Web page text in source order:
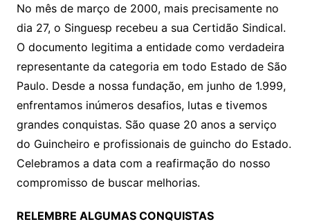
at
s
A
p
p
c
e
b
o
o
k
itt
er
p
y
Li
n
k
ar
e
No mês de março de 2000, mais precisamente no
dia 27, o Singuesp recebeu a sua Certidão Sindical.
O documento legitima a entidade como verdadeira
representante da categoria em todo Estado de São
Paulo. Desde a nossa fundação, em junho de 1.999,
enfrentamos inúmeros desafios, lutas e tivemos
grandes conquistas. São quase 20 anos a serviço
do Guincheiro e profissionais de guincho do Estado.
Celebramos a data com a reafirmação do nosso
compromisso de buscar melhorias.
RELEMBRE ALGUMAS CONQUISTAS